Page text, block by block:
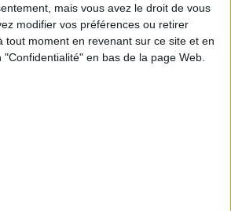
mais vous avez le droit de vous
modifier vos préférences ou retirer
tout moment en revenant sur ce site et en
en bas de la page Web.
la viande par des féculents ?
diététique du 05/08/2026